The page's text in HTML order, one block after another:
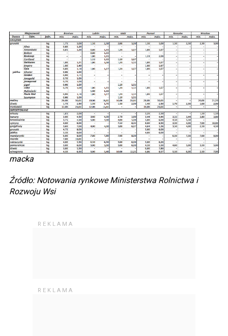
macka
Źródło: Notowania rynkowe Ministerstwa Rolnictwa i
Rozwoju Wsi